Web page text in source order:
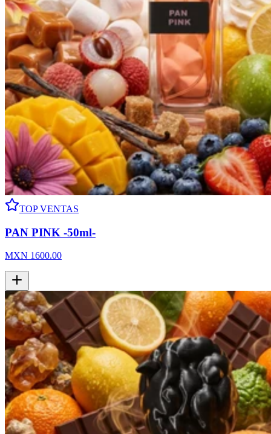
TOP VENTAS
PAN PINK -50ml-
MXN 1600.00